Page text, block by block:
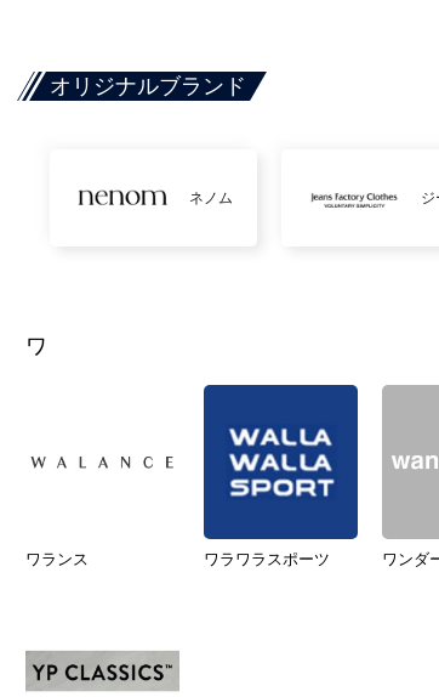
オリジナルブランド
ネノム ジ
ワ
ワランス ワラワラスポーツ ワンダ